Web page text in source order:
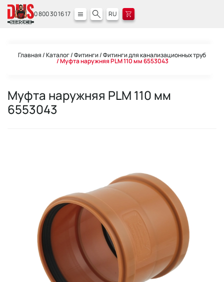
0 800 30 16 17 RU
Главная Каталог Фитинги Фитинги для канализационных труб
Муфта наружняя PLM 110 мм 6553043
Муфта наружняя PLM 110 мм
6553043